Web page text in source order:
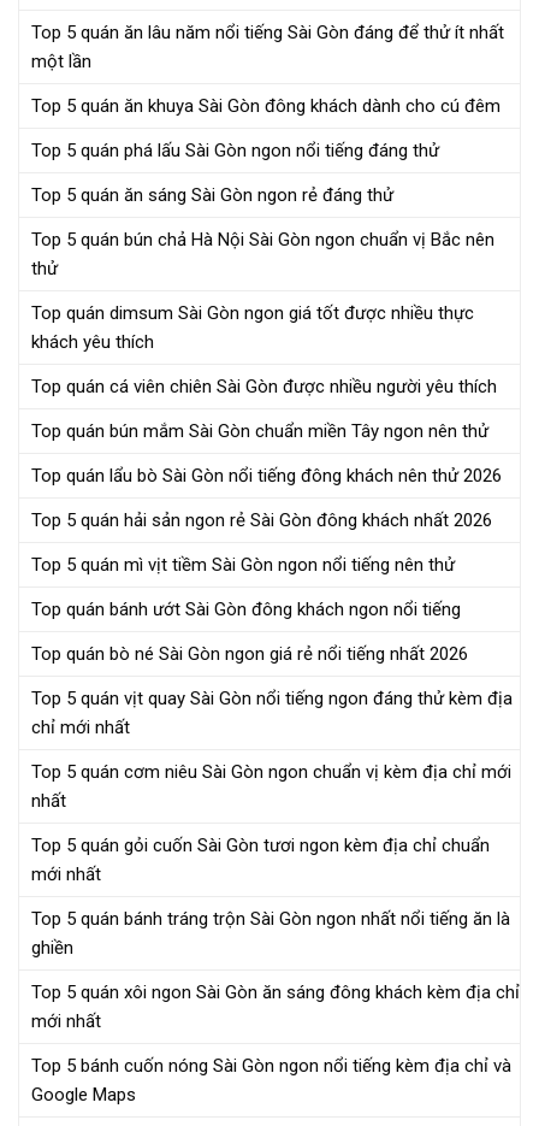
Top 5 quán ăn lâu năm nổi tiếng Sài Gòn đáng để thử ít nhất
một lần
Top 5 quán ăn khuya Sài Gòn đông khách dành cho cú đêm
Top 5 quán phá lấu Sài Gòn ngon nổi tiếng đáng thử
Top 5 quán ăn sáng Sài Gòn ngon rẻ đáng thử
Top 5 quán bún chả Hà Nội Sài Gòn ngon chuẩn vị Bắc nên
thử
Top quán dimsum Sài Gòn ngon giá tốt được nhiều thực
khách yêu thích
Top quán cá viên chiên Sài Gòn được nhiều người yêu thích
Top quán bún mắm Sài Gòn chuẩn miền Tây ngon nên thử
Top quán lẩu bò Sài Gòn nổi tiếng đông khách nên thử 2026
Top 5 quán hải sản ngon rẻ Sài Gòn đông khách nhất 2026
Top 5 quán mì vịt tiềm Sài Gòn ngon nổi tiếng nên thử
Top quán bánh ướt Sài Gòn đông khách ngon nổi tiếng
Top quán bò né Sài Gòn ngon giá rẻ nổi tiếng nhất 2026
Top 5 quán vịt quay Sài Gòn nổi tiếng ngon đáng thử kèm địa
chỉ mới nhất
Top 5 quán cơm niêu Sài Gòn ngon chuẩn vị kèm địa chỉ mới
nhất
Top 5 quán gỏi cuốn Sài Gòn tươi ngon kèm địa chỉ chuẩn
mới nhất
Top 5 quán bánh tráng trộn Sài Gòn ngon nhất nổi tiếng ăn là
ghiền
Top 5 quán xôi ngon Sài Gòn ăn sáng đông khách kèm địa chỉ
mới nhất
Top 5 bánh cuốn nóng Sài Gòn ngon nổi tiếng kèm địa chỉ và
Google Maps